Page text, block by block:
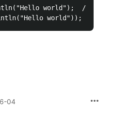
world");  // OK
04 more_horiz